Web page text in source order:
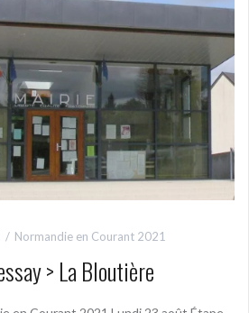
Normandie en Courant 2021
> La Bloutière